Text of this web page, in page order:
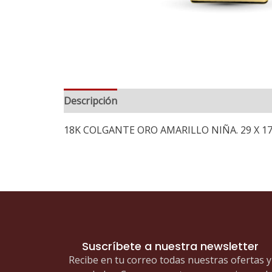
Descripción
18K COLGANTE ORO AMARILLO NIÑA. 29 X
Suscríbete a nuestra newsletter
Recibe en tu correo todas nuestras ofertas y